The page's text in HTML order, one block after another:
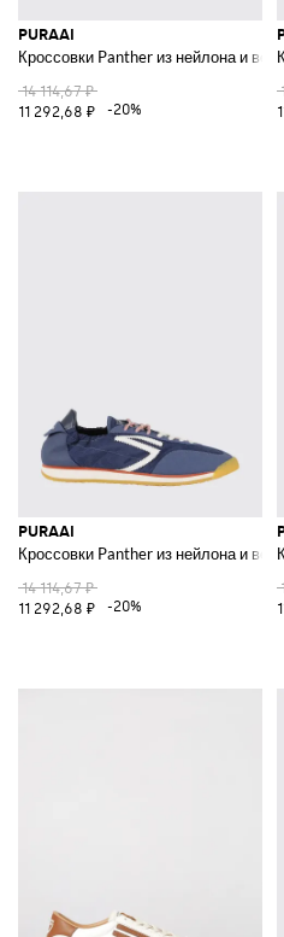
PURAAI
Кроссовки Panther из нейлона и
14 114,67 ₽
11 292,68 ₽
-20%
PURAAI
Кроссовки Panther из нейлона и
14 114,67 ₽
11 292,68 ₽
-20%